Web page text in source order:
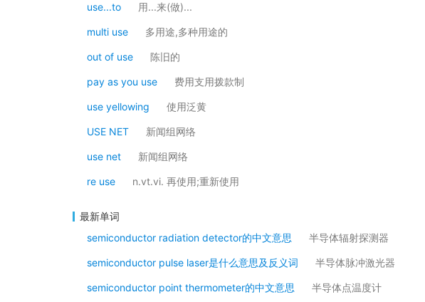
use...to 用...来(做)...
multi use 多用途,多种用途的
out of use 陈旧的
pay as you use 费用支用拨款制
use yellowing 使用泛黄
USE NET 新闻组网络
use net 新闻组网络
re use n.vt.vi. 再使用;重新使用
最新单词
semiconductor radiation detector的中文意思
半导体辐射探测器
semiconductor pulse laser是什么意思及反义词 半导体脉冲激光器
semiconductor point thermometer的中文意思 半导体点温度计